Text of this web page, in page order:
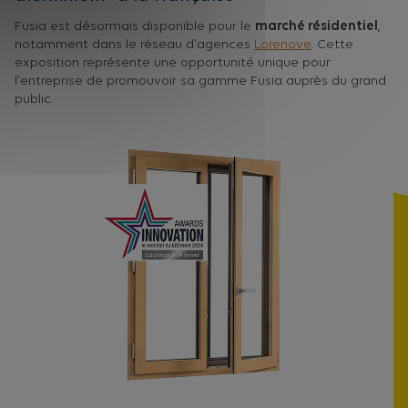
Fusia est désormais disponible pour le marché résidentiel ,
notamment dans le réseau d'agences Lorenove. Cette
exposition représente une opportunité unique pour
l'entreprise de promouvoir sa gamme Fusia auprès du grand
public.